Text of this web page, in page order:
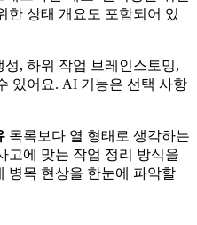
한 상태 개요도 포함되어 있
, 하위 작업 브레인스토밍,
있어요. AI 기능은 선택 사항
목록보다 열 형태로 생각하는
고에 맞는 작업 정리 방식을
병목 현상을 한눈에 파악할